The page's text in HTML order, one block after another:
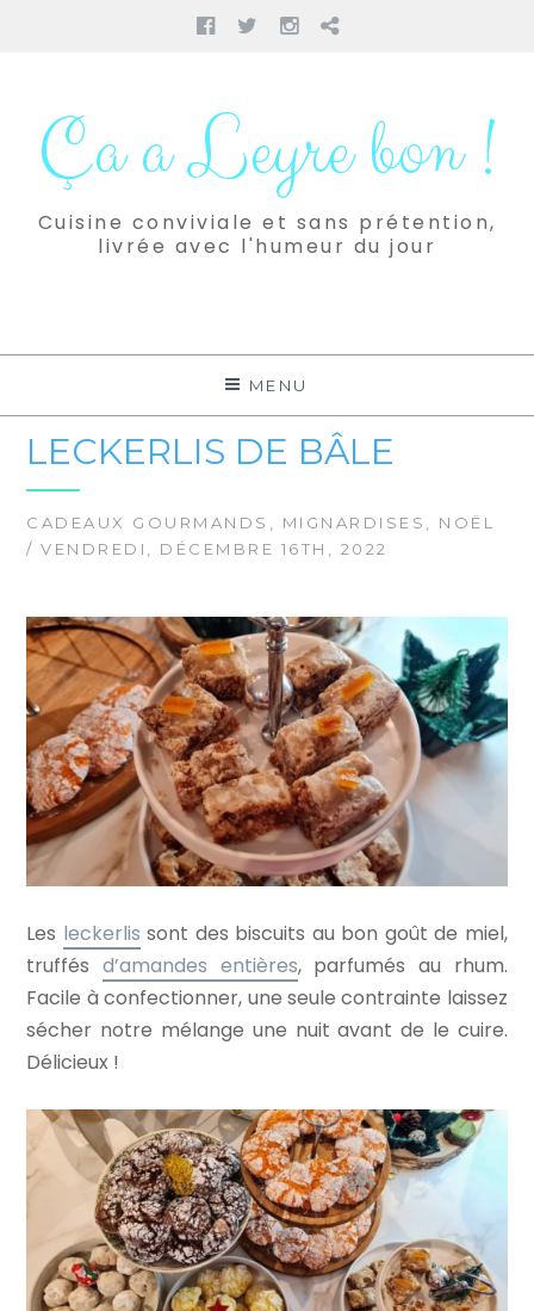
Facebook
TwitterInstagram
Pinterest
contenuÇa a Leyre bon !
Cuisine conviviale et sans prétention,
livrée avec l'humeur du jour
MENU
LECKERLIS DE BÂLE
CADEAUX GOURMANDS MIGNARDISES
NOËL
/ VENDREDI, DÉCEMBRE 16TH, 2022
Les leckerlis sont des biscuits au bon goût de miel,
truffésd’amandes entières, parfumés au rhum.
Facile à confectionner, une seule contrainte laissez
sécher notre mélange une nuit avant de le cuire.
Délicieux !